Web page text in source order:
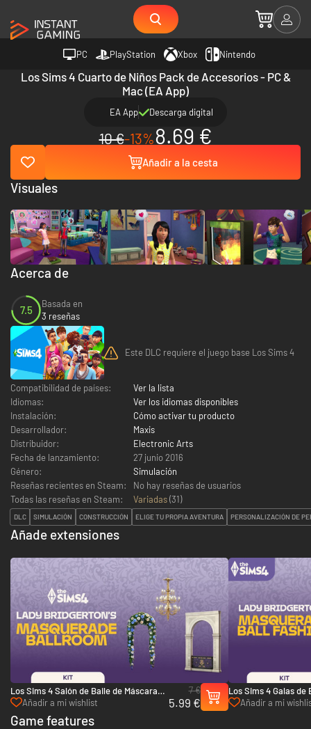
PC PlayStation Xbox Nintendo
Los Sims 4 Cuarto de Niños Pack de Accesorios - PC &
Mac (EA App)
EA App Descarga digital
10 €-13%8.69 €
Añadir a la cesta
Acerca de
7.5
Basada en
3 reseñas
Este DLC requiere el juego base Los Sims 4
Compatibilidad de países:
Ver la lista
Idiomas:
Ver los idiomas disponibles
Instalación:
Cómo activar tu producto
Desarrollador:
Maxis
Distribuidor:
Electronic Arts
Fecha de lanzamiento:
27 junio 2016
Género:
Simulación
Reseñas recientes en Steam:
No hay reseñas de usuarios
Todas las reseñas en Steam:
Variadas(31)
DLC SIMULACIÓN CONSTRUCCIÓN ELIGE TU PROPIA AVENTURA PERSONALIZACIÓN DE
Añade extensiones
Los Sims 4 Salón de Baile de Máscaras
de Lady Bridgerton - Kit - PC (EA App)
Añadir a mi wishlist
7 €
5.99 €
Los Sims 4 Galas de
de Lady Bridgerton -
App)
Añadir a mi
Visuales
Game features